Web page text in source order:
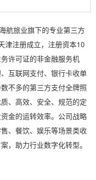
航旅业旗下的专业第三方
津注册成立，注册资本10
许可证的非金融服务机
互联网支付、银行卡收单
不多的第三方支付全牌照
、高效、安全、规范的定
金的运转效率。公司战略
、餐饮、娱乐等场景类收
，助力行业数字化转型。